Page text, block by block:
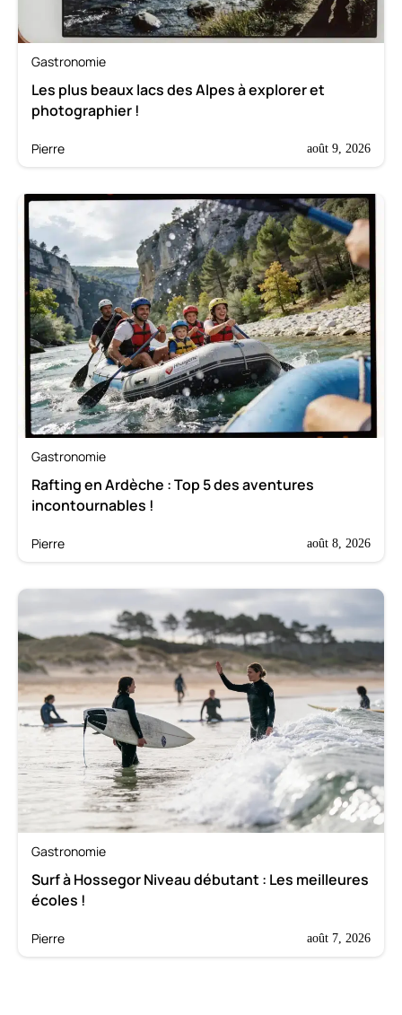
Gastronomie
Les plus beaux lacs des Alpes à explorer et
photographier !
Pierre août 9, 2026
Gastronomie
Rafting en Ardèche : Top 5 des aventures
incontournables !
Pierre août 8, 2026
Gastronomie
Surf à Hossegor Niveau débutant : Les meilleures
écoles !
Pierre août 7, 2026